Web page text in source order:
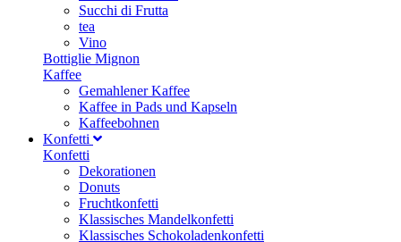
Succhi di Frutta
tea
Vino
Bottiglie Mignon
Kaffee
Gemahlener Kaffee
Kaffee in Pads und Kapseln
Kaffeebohnen
Konfetti
Konfetti
Dekorationen
Donuts
Fruchtkonfetti
Klassisches Mandelkonfetti
Klassisches Schokoladenkonfetti